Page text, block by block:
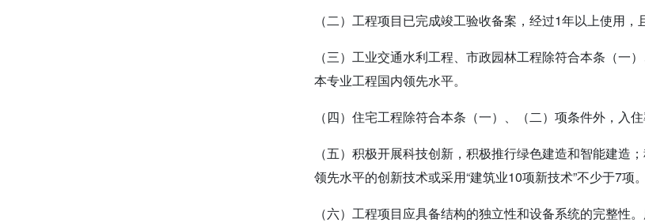
（二）工程项目已完成竣工验收备案，经过1年以上使用，
（三）工业交通水利工程、市政园林工程除符合本条（
本专业工程国内领先水平。
（四）住宅工程除符合本条（一）、（二）项条件外，入住
（五）积极开展科技创新，积极推行绿色建造和智能建
领先水平的创新技术或采用“建筑业10项新技术”不少于7项。
（六）工程项目应具备结构的独立性和设备系统的完整性